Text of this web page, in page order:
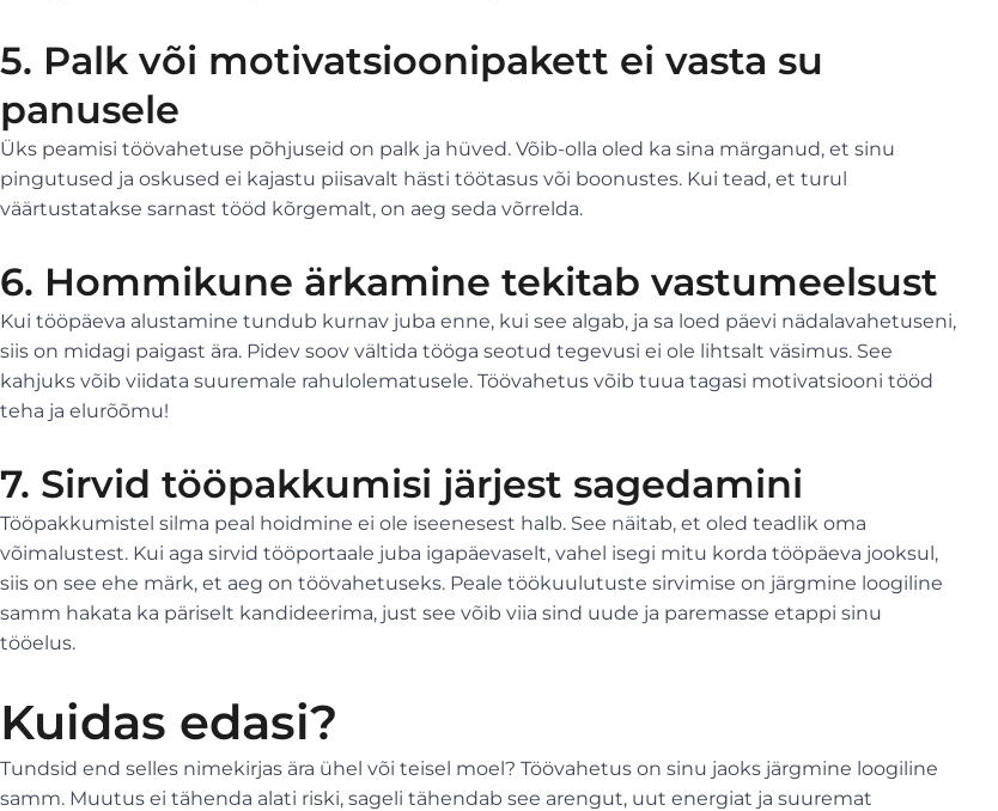
5. Palk või motivatsioonipakett ei vasta su
panusele
Üks peamisi töövahetuse põhjuseid on palk ja hüved. Võib-olla oled ka sina märganud, et sinu
pingutused ja oskused ei kajastu piisavalt hästi töötasus või boonustes. Kui tead, et turul
väärtustatakse sarnast tööd kõrgemalt, on aeg seda võrrelda.
6. Hommikune ärkamine tekitab vastumeelsust
Kui tööpäeva alustamine tundub kurnav juba enne, kui see algab, ja sa loed päevi nädalavahetuseni,
siis on midagi paigast ära. Pidev soov vältida tööga seotud tegevusi ei ole lihtsalt väsimus. See
kahjuks võib viidata suuremale rahulolematusele. Töövahetus võib tuua tagasi motivatsiooni tööd
teha ja elurõõmu!
7. Sirvid tööpakkumisi järjest sagedamini
Tööpakkumistel silma peal hoidmine ei ole iseenesest halb. See näitab, et oled teadlik oma
võimalustest. Kui aga sirvid tööportaale juba igapäevaselt, vahel isegi mitu korda tööpäeva jooksul,
siis on see ehe märk, et aeg on töövahetuseks. Peale töökuulutuste sirvimise on järgmine loogiline
samm hakata ka päriselt kandideerima, just see võib viia sind uude ja paremasse etappi sinu
tööelus.
Kuidas edasi?
Tundsid end selles nimekirjas ära ühel või teisel moel? Töövahetus on sinu jaoks järgmine loogiline
samm. Muutus ei tähenda alati riski, sageli tähendab see arengut, uut energiat ja suuremat